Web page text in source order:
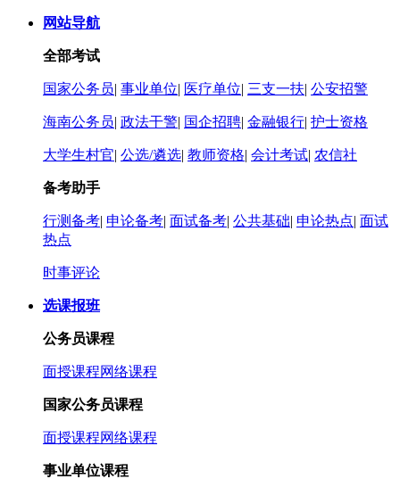
网站导航
全部考试
国家公务员| 事业单位| 医疗单位| 三支一扶| 公安招警
海南公务员| 政法干警| 国企招聘| 金融银行| 护士资格
大学生村官| 公选/遴选| 教师资格| 会计考试| 农信社
备考助手
行测备考| 申论备考| 面试备考| 公共基础| 申论热点| 面试
热点
时事评论
选课报班
公务员课程
面授课程网络课程
国家公务员课程
面授课程网络课程
事业单位课程